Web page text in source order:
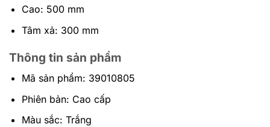
Cao: 500 mm
Tâm xả: 300 mm
Thông tin sản phẩm
Mã sản phẩm: 39010805
Phiên bản: Cao cấp
Màu sắc: Trắng